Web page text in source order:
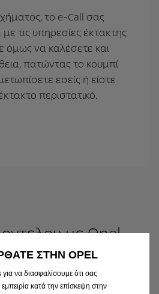
το e-Call σας
τις υπηρεσίες έκτακτης
όμως να καλέσετε και
πατώντας το κουμπί
εσείς ή είστε
περιστατικό.
με Opel
ΣΤΗΝ OPEL
να διασφαλίσουμε ότι σας
κατά την επίσκεψη στην